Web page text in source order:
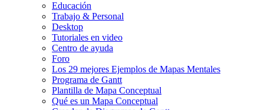
Educación
Trabajo & Personal
Desktop
Tutoriales en video
Centro de ayuda
Foro
Los 29 mejores Ejemplos de Mapas Mentales
Programa de Gantt
Plantilla de Mapa Conceptual
Qué es un Mapa Conceptual